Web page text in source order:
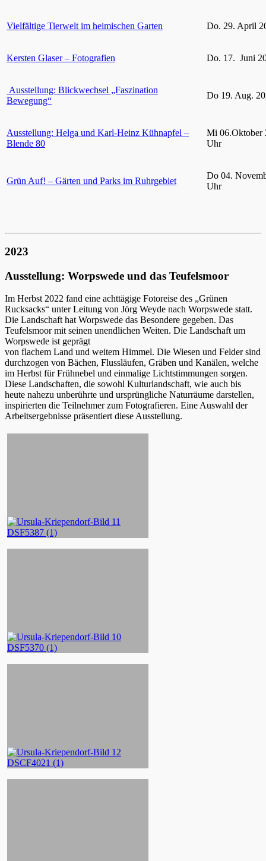
Vielfältige Tierwelt im heimischen Garten Do. 29. April
Kersten Glaser – Fotografien Do. 17. Juni
Ausstellung: Blickwechsel „Faszination
Bewegung“
Do 19. Aug.
Ausstellung: Helga und Karl-Heinz Kühnapfel –
Blende 80
Mi 06.Oktober
Uhr
Grün Auf! – Gärten und Parks im Ruhrgebiet
Do 04.
Uhr
2023
Ausstellung: Worpswede und das Teufelsmoor
Im Herbst 2022 fand eine achttägige Fotoreise des „Grünen
Rucksacks“ unter Leitung von Jörg Weyde nach Worpswede statt.
Die Landschaft hat Worpswede das Besondere gegeben. Das
Teufelsmoor mit seinen unendlichen Weiten. Die Landschaft um
Worpswede ist geprägt
von flachem Land und weitem Himmel. Die Wiesen und Felder sind
durchzogen von Bächen, Flussläufen, Gräben und Kanälen, welche
im Herbst für Frühnebel und einmalige Lichtstimmungen sorgen.
Diese Landschaften, die sowohl Kulturlandschaft, wie auch bis
heute nahezu unberührte und ursprüngliche Naturräume darstellen,
inspirierten die Teilnehmer zum Fotografieren. Eine Auswahl der
Arbeitsergebnisse präsentiert diese Ausstellung.